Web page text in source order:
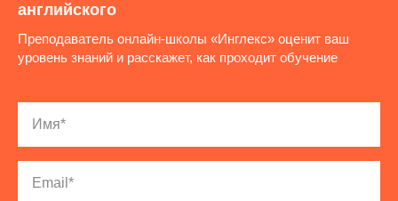
английского
Преподаватель онлайн-школы «Инглекс» оценит ваш
уровень знаний и расскажет, как проходит обучение